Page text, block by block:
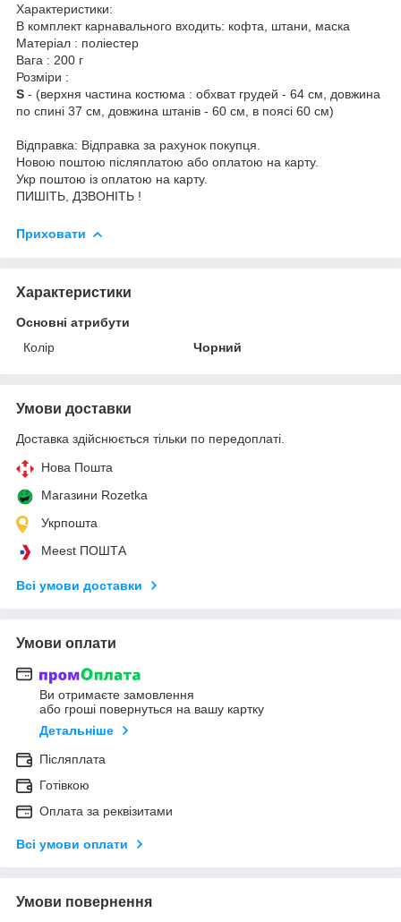
Характеристики:
В комплект карнавального входить: кофта, штани, маска
Матеріал : поліестер
Вага : 200 г
Розміри :
S - (верхня частина костюма : обхват грудей - 64 см, довжина
по спині 37 см, довжина штанів - 60 см, в поясі 60 см)
Відправка: Відправка за рахунок покупця.
Новою поштою післяплатою або оплатою на карту.
Укр поштою із оплатою на карту.
ПИШІТЬ, ДЗВОНІТЬ !
Приховати
Характеристики
Основні атрибути
Колір
Чорний
Умови доставки
Доставка здійснюється тільки по передоплаті.
Нова Пошта
Магазини Rozetka
Укрпошта
Meest ПОШТА
Всі умови доставки
Умови оплати
Ви отримаєте замовлення
або гроші повернуться на вашу картку
Детальніше
Післяплата
Готівкою
Оплата за реквізитами
Всі умови оплати
Умови повернення